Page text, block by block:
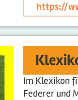
https://
Im Klexikon
Federer und